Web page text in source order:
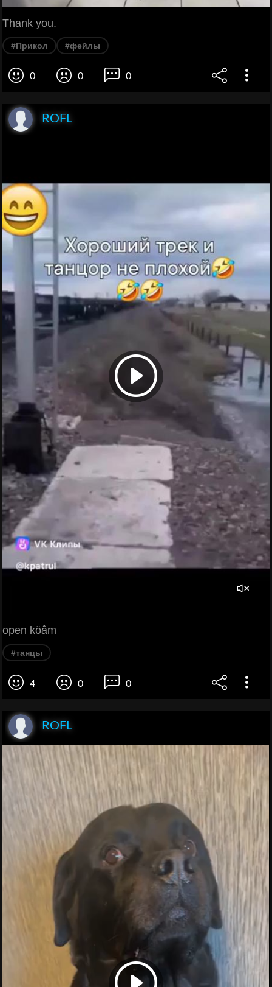
Thank you.
#Прикол #фейлы
0 0 0
ROFL
open köâm
#танцы
4 0 0
ROFL